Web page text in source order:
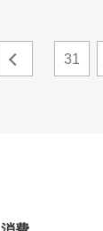
31